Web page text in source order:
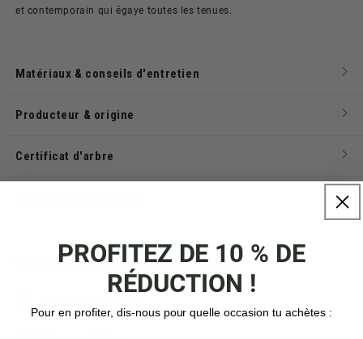
et contemporain qui égaye toutes les tenues.
Matériaux & conseils d'entretien
Producteur & origine
Certificat d'arbre
Tous les points forts en un coup d'œil :
PROFITEZ DE 10 % DE
RÉDUCTION !
Pour en profiter, dis-nous pour quelle occasion tu achètes :